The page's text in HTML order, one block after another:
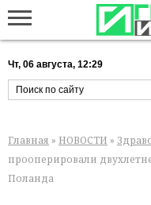
Чт, 06 августа, 12:29
Главная » НОВОСТИ »
прооперировали
Поланда